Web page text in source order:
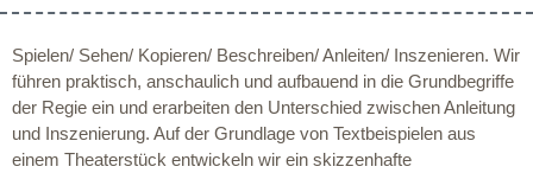
Spielen/ Sehen/ Kopieren/ Beschreiben/ Anleiten/ Inszenieren. Wir
führen praktisch, anschaulich und aufbauend in die Grundbegriffe
der Regie ein und erarbeiten den Unterschied zwischen Anleitung
und Inszenierung. Auf der Grundlage von Textbeispielen aus
einem Theaterstück entwickeln wir ein skizzenhafte